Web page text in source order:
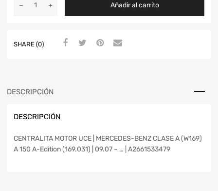
Añadir al carrito
SHARE (0)
DESCRIPCIÓN
DESCRIPCIÓN
CENTRALITA MOTOR UCE | MERCEDES-BENZ CLASE A (W169)
A 150 A-Edition (169.031) | 09.07 – … | A2661533479